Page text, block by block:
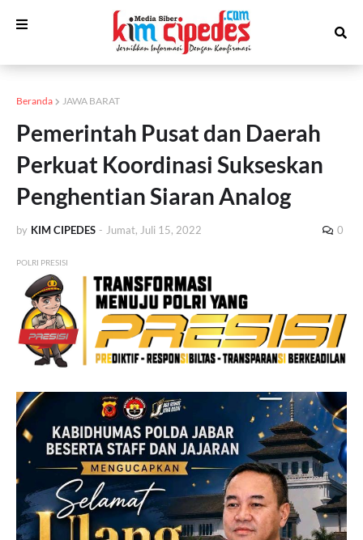
Beranda JAWA BARAT
Pemerintah Pusat dan Daerah
Perkuat Koordinasi Sukseskan
Penghentian Siaran Analog
by KIM CIPEDES - Jumat, Juli 15, 2022 0
POLRI PRESISI